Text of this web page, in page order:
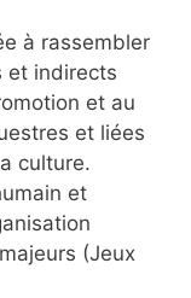
à rassembler
et indirects
et au
et liées
culture.
et
(Jeux